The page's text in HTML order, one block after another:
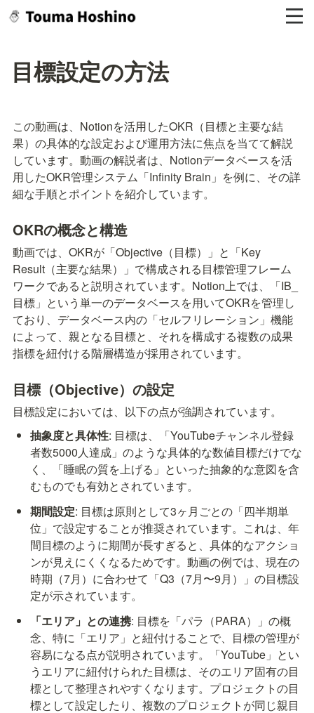
目標設定の方法
この動画は、Notionを活用したOKR（目標と主要な結
果）の具体的な設定および運用方法に焦点を当てて解説
しています。動画の解説者は、Notionデータベースを活
用したOKR管理システム「Infinity Brain」を例に、その詳
細な手順とポイントを紹介しています。
OKRの概念と構造
動画では、OKRが「Objective（目標）」と「Key
Result（主要な結果）」で構成される目標管理フレーム
ワークであると説明されています。Notion上では、「IB_
目標」という単一のデータベースを用いてOKRを管理し
ており、データベース内の「セルフリレーション」機能
によって、親となる目標と、それを構成する複数の成果
指標を紐付ける階層構造が採用されています。
目標（Objective）の設定
目標設定においては、以下の点が強調されています。
抽象度と具体性: 目標は、「YouTubeチャンネル登録
者数5000人達成」のような具体的な数値目標だけでな
く、「睡眠の質を上げる」といった抽象的な意図を含
むものでも有効とされています。
期間設定: 目標は原則として3ヶ月ごとの「四半期単
位」で設定することが推奨されています。これは、年
間目標のように期間が長すぎると、具体的なアクショ
ンが見えにくくなるためです。動画の例では、現在の
時期（7月）に合わせて「Q3（7月〜9月）」の目標設
定が示されています。
「エリア」との連携: 目標を「パラ（PARA）」の概
念、特に「エリア」と紐付けることで、目標の管理が
容易になる点が説明されています。「YouTube」とい
うエリアに紐付けられた目標は、そのエリア固有の目
標として整理されやすくなります。プロジェクトの目
標として設定したり、複数のプロジェクトが同じ親目